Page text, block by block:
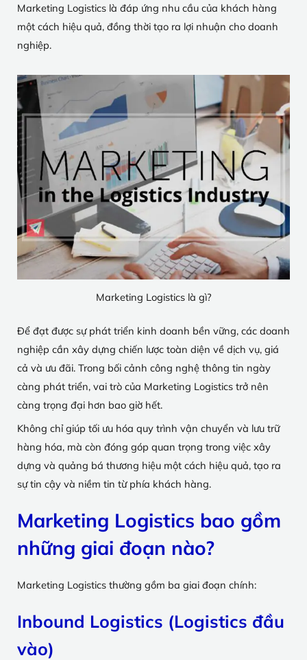
Marketing Logistics là đáp ứng nhu cầu của khách hàng
một cách hiệu quả, đồng thời tạo ra lợi nhuận cho doanh
nghiệp.
Marketing Logistics là gì?
Để đạt được sự phát triển kinh doanh bền vững, các doanh
nghiệp cần xây dựng chiến lược toàn diện về dịch vụ, giá
cả và ưu đãi. Trong bối cảnh công nghệ thông tin ngày
càng phát triển, vai trò của Marketing Logistics trở nên
càng trọng đại hơn bao giờ hết.
Không chỉ giúp tối ưu hóa quy trình vận chuyển và lưu trữ
hàng hóa, mà còn đóng góp quan trọng trong việc xây
dựng và quảng bá thương hiệu một cách hiệu quả, tạo ra
sự tin cậy và niềm tin từ phía khách hàng.
Marketing Logistics bao gồm
những giai đoạn nào?
Marketing Logistics thường gồm ba giai đoạn chính:
Inbound Logistics (Logistics đầu
vào)